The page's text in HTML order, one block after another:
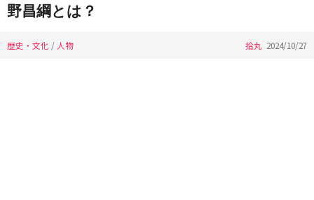
野昌綱とは？
歴史・文化 / 人物 拾丸 2024/10/27